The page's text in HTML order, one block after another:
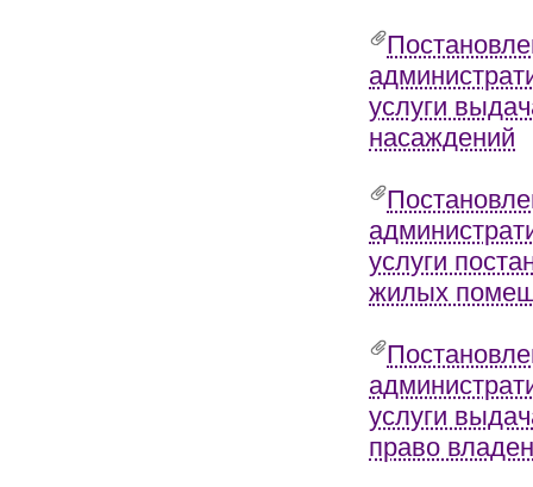
услуги
насаждений
услуги
жилых
услуги
право